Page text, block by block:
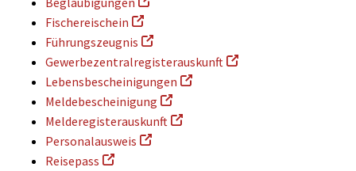
Fischereischein
Führungszeugnis
Gewerbezentralregisterauskunft
Lebensbescheinigungen
Meldebescheinigung
Melderegisterauskunft
Personalausweis
Reisepass